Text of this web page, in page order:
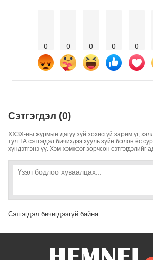
0 0 0 0 0
Сэтгэгдэл (0)
ХХЗХ-ны журмын дагуу зүй зохисгүй зарим үг,
тул ТА сэтгэгдэл бичихдээ хууль зүйн болон ёс
хүндэтгэнэ үү. Хэм хэмжээг зөрчсөн сэтгэгдэлийг
Сэтгэгдэл бичигдээгүй байна